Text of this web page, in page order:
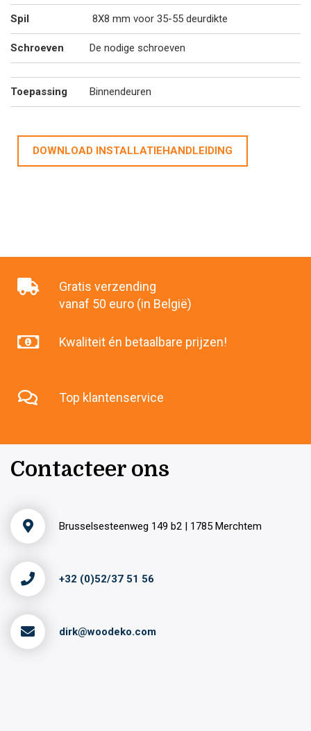
Spil 8X8 mm voor 35-55 deurdikte
Schroeven De nodige schroeven
Toepassing Binnendeuren
DOWNLOAD INSTALLATIEHANDLEIDING
Gratis verzending
vanaf 50 euro (in België)
Kwaliteit én betaalbare prijzen!
Top klantenservice
Contacteer ons
Brusselsesteenweg 149 b2 | 1785 Merchtem
+32 (0)52/37 51 56
dirk@woodeko.com